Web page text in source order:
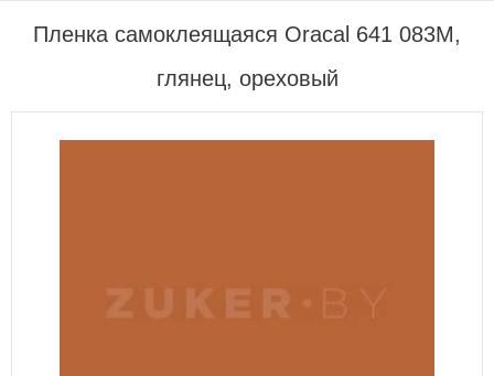
Пленка самоклеящаяся Oracal 641 083M,
глянец, ореховый